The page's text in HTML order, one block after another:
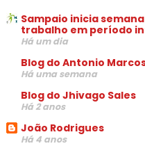
Sampaio inicia
trabalho em período
Há um dia
Blog do Antonio
Há uma semana
Blog do Jhivago Sales
Há 2 anos
João Rodrigues
Há 4 anos